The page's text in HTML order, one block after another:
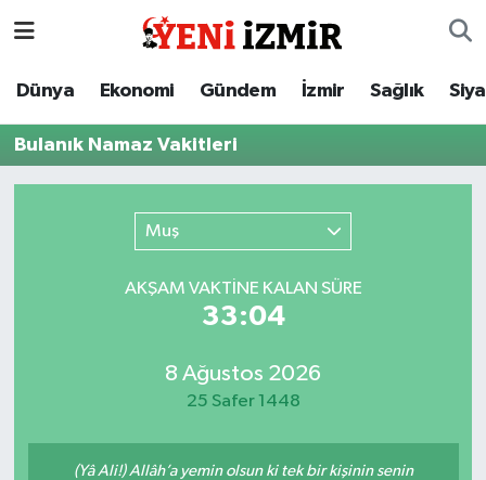
Dünya Ekonomi Gündem İzmir Sağlık
Bulanık Namaz Vakitleri
Muş
AKŞAM VAKTİNE KALAN SÜRE
33:04
8 Ağustos 2026
25 Safer 1448
(Yâ Ali!) Allâh’a yemin olsun ki tek bir kişinin senin
Dünya
Ekonomi
Resmi İlanlar
İzmir Nöbetçi Eczaneler
İzmir Hava Durumu
İzmir Trafik Yoğunluk Haritası
Süper Lig Puan Durumu ve Fikstür
Haber Arşivi